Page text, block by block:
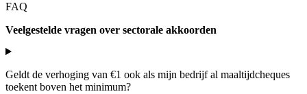
FAQ
Veelgestelde vragen over sectorale akkoorden
Geldt de verhoging van €1 ook als mijn bedrijf al maaltijdcheques
toekent boven het minimum?